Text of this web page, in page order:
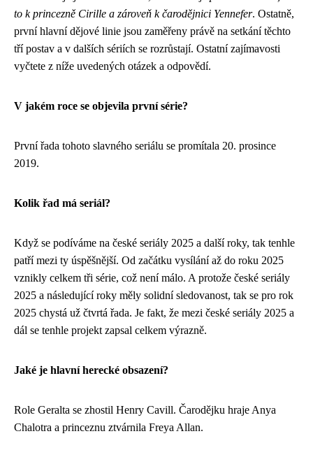
to k princezně Cirille a zároveň k čarodějnici Yennefer. Ostatně,
první hlavní dějové linie jsou zaměřeny právě na setkání těchto
tří postav a v dalších sériích se rozrůstají. Ostatní zajímavosti
vyčtete z níže uvedených otázek a odpovědí.
V jakém roce se objevila první série?
První řada tohoto slavného seriálu se promítala 20. prosince
2019.
Kolik řad má seriál?
Když se podíváme na české seriály 2025 a další roky, tak tenhle
patří mezi ty úspěšnější. Od začátku vysílání až do roku 2025
vznikly celkem tři série, což není málo. A protože české seriály
2025 a následující roky měly solidní sledovanost, tak se pro rok
2025 chystá už čtvrtá řada. Je fakt, že mezi české seriály 2025 a
dál se tenhle projekt zapsal celkem výrazně.
Jaké je hlavní herecké obsazení?
Role Geralta se zhostil Henry Cavill. Čarodějku hraje Anya
Chalotra a princeznu ztvárnila Freya Allan.